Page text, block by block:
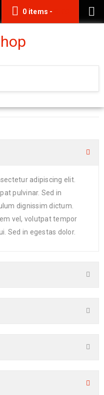
0 items -
adipiscing elit.
pulvinar. Sed in
dignissim dictum.
vel, volutpat tempor
Sed in egestas dolor.